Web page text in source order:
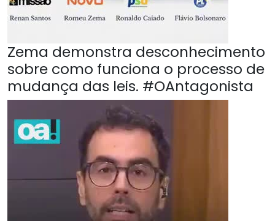
Zema demonstra desconhecimento
sobre como funciona o processo de
mudança das leis. #OAntagonista